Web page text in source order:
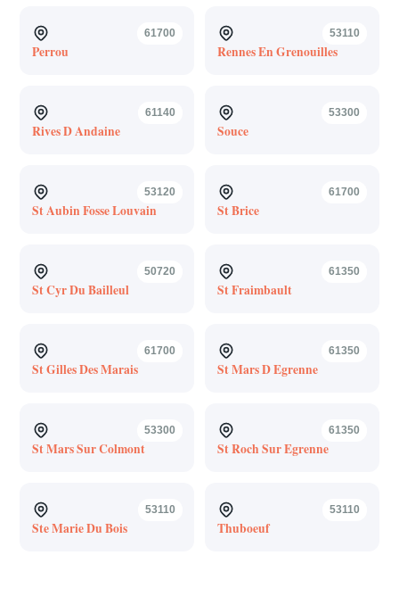
61700
Perrou
53110
Rennes En Grenouilles
61140
Rives D Andaine
53300
Souce
53120
St Aubin Fosse Louvain
61700
St Brice
50720
St Cyr Du Bailleul
61350
St Fraimbault
61700
St Gilles Des Marais
61350
St Mars D Egrenne
53300
St Mars Sur Colmont
61350
St Roch Sur Egrenne
53110
Ste Marie Du Bois
53110
Thuboeuf